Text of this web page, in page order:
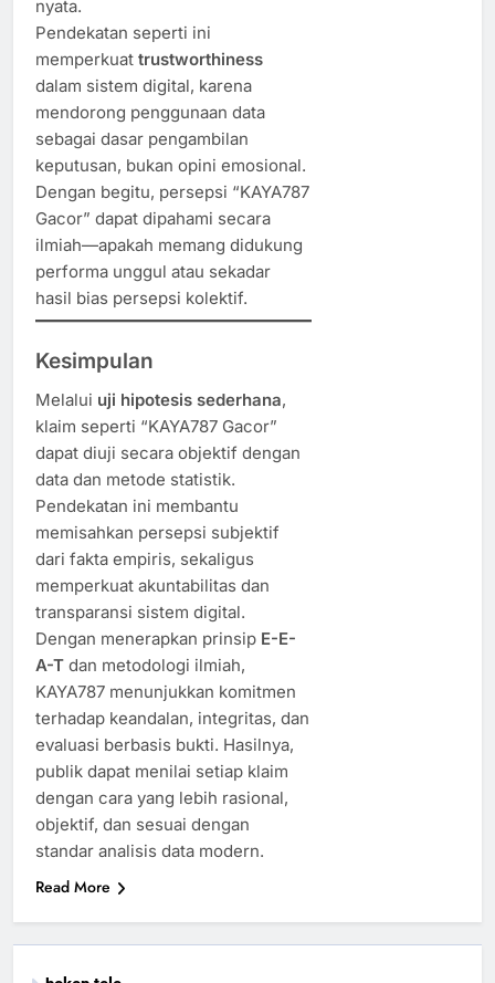
nyata.
Pendekatan seperti ini
memperkuat trustworthiness
dalam sistem digital, karena
mendorong penggunaan data
sebagai dasar pengambilan
keputusan, bukan opini emosional.
Dengan begitu, persepsi “KAYA787
Gacor” dapat dipahami secara
ilmiah—apakah memang didukung
performa unggul atau sekadar
hasil bias persepsi kolektif.
Kesimpulan
Melalui uji hipotesis sederhana,
klaim seperti “KAYA787 Gacor”
dapat diuji secara objektif dengan
data dan metode statistik.
Pendekatan ini membantu
memisahkan persepsi subjektif
dari fakta empiris, sekaligus
memperkuat akuntabilitas dan
transparansi sistem digital.
Dengan menerapkan prinsip E-E-
A-T dan metodologi ilmiah,
KAYA787 menunjukkan komitmen
terhadap keandalan, integritas, dan
evaluasi berbasis bukti. Hasilnya,
publik dapat menilai setiap klaim
dengan cara yang lebih rasional,
objektif, dan sesuai dengan
standar analisis data modern.
Read More